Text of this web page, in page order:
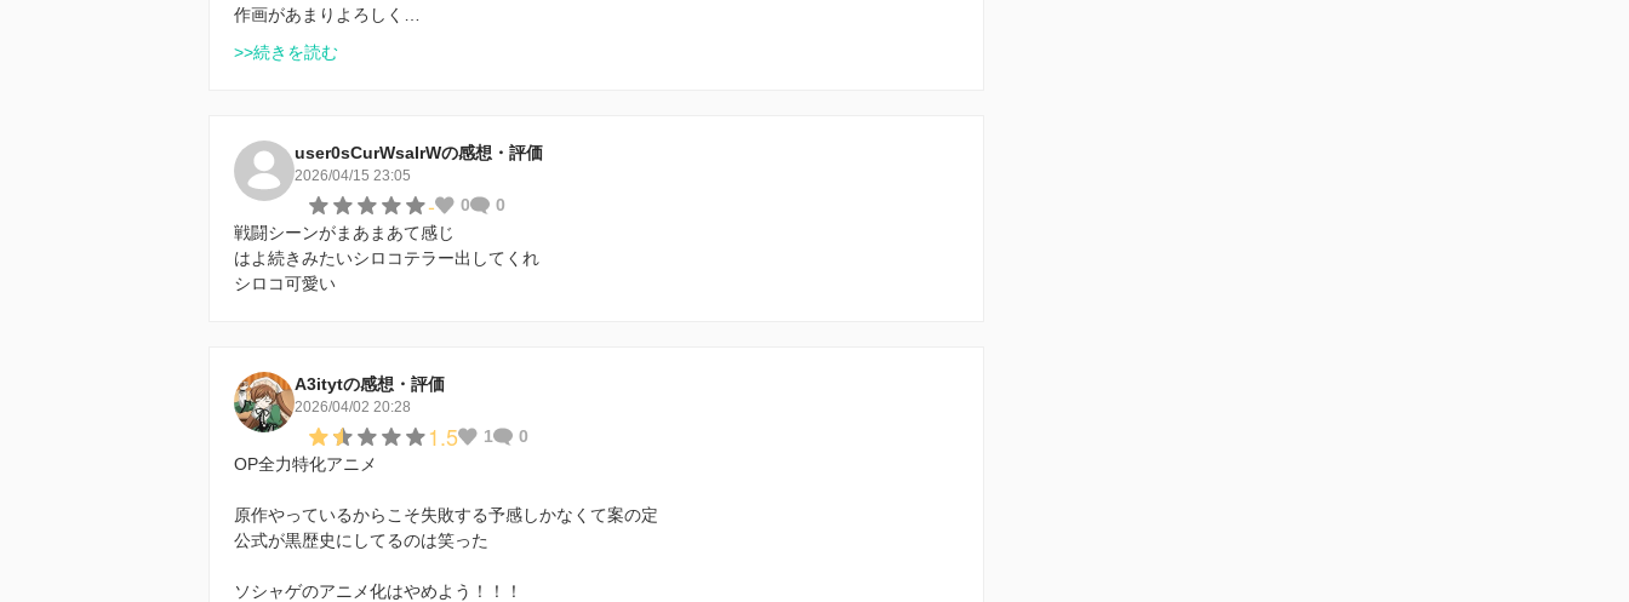
作画があまりよろしく…
>>続きを読む
user0sCurWsaIrWの感想・評価
2026/04/15 23:05
- 0
0
戦闘シーンがまあまあて感じ
はよ続きみたいシロコテラー出してくれ
シロコ可愛い
A3itytの感想・評価
2026/04/02 20:28
1.5 1
0
OP全力特化アニメ
原作やっているからこそ失敗する予感しかなくて案の定
公式が黒歴史にしてるのは笑った
ソシャゲのアニメ化はやめよう！！！